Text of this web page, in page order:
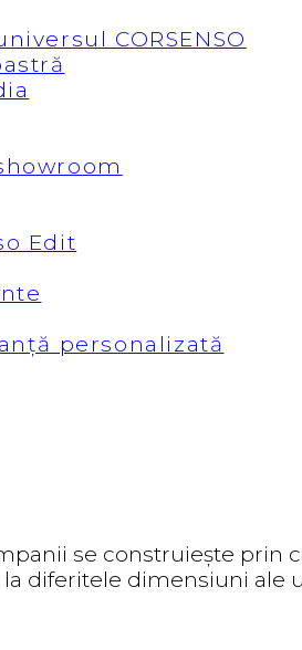
CORSENSO
Edit
personalizată
se construiește prin
la diferitele dimensiuni